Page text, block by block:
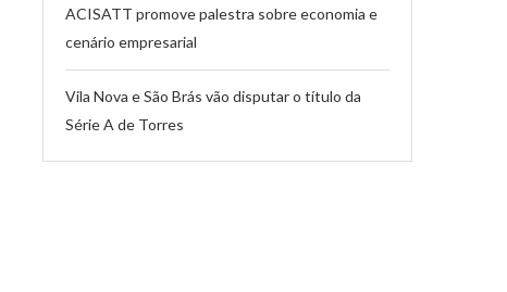
ACISATT promove palestra sobre economia e
cenário empresarial
Vila Nova e São Brás vão disputar o título da
Série A de Torres